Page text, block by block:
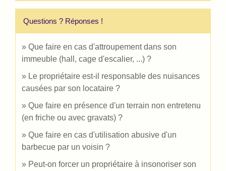
Questions ? Réponses !
Que faire en cas d'attroupement dans son
immeuble (hall, cage d'escalier, ...) ?
Le propriétaire est-il responsable des nuisances
causées par son locataire ?
Que faire en présence d'un terrain non entretenu
(en friche ou avec gravats) ?
Que faire en cas d'utilisation abusive d'un
barbecue par un voisin ?
Peut-on forcer un propriétaire à insonoriser son